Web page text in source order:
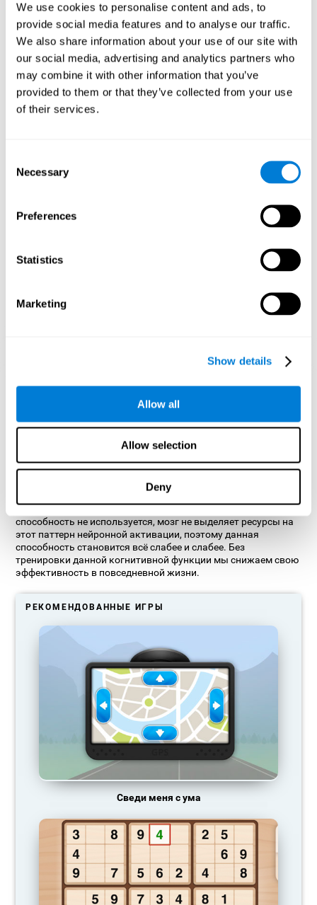
We use cookies to personalise content and ads, to
provide social media features and to analyse our traffic.
We also share information about your use of our site with
our social media, advertising and analytics partners who
may combine it with other information that you’ve
provided to them or that they’ve collected from your use
of their services.
Selection
Necessary
Preferences
Statistics
Marketing
Show details
Allow all
Allow selection
Deny
помогает улучшить мои
когнитивные способности?
Регулярная и постоянная тренировка с помощью таких игр,
как "Музыкальные пары" от CogniFit, стимулирует
специфический паттерн нейронной активации, который
помогает нейронным сетям реорганизоваться и
восстановить ослабленные или повреждённые когнитивные
функции.
когнитивные функции. Игра "Музыкальные пары"
направлена на стимулирование навыков, связанных с
памятью.
Ориентировочная графическая проекция нейронных сетей
после 3 недель.
Что происходит, когда я не
тренирую свои когнитивные
способности?
Наш мозг стремится экономить ресурсы, устраняя
неиспользуемые связи. Если какая-то когнитивная
способность не используется, мозг не выделяет ресурсы на
этот паттерн нейронной активации, поэтому данная
способность становится всё слабее и слабее. Без
тренировки данной когнитивной функции мы снижаем свою
эффективность в повседневной жизни.
РЕКОМЕНДОВАННЫЕ ИГРЫ
Сведи меня с ума